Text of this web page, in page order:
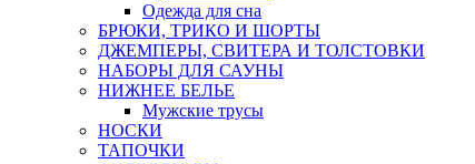
Одежда для сна
БРЮКИ, ТРИКО И ШОРТЫ
ДЖЕМПЕРЫ, СВИТЕРА И ТОЛСТОВКИ
НАБОРЫ ДЛЯ САУНЫ
НИЖНЕЕ БЕЛЬЕ
Мужские трусы
НОСКИ
ТАПОЧКИ